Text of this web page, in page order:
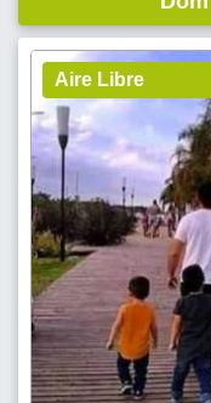
Aire Libre